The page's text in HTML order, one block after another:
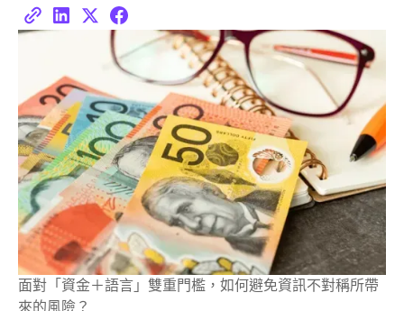
面對「資金＋語言」雙重門檻，如何避免資訊不對稱所帶
來的風險？